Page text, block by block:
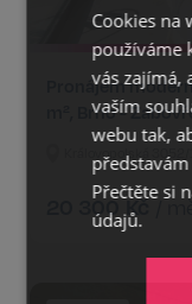
Pronájem
m², Brno -
Královopolská
20 300 Kč
Cookies na
používáme
vás zajímá,
vaším
webu tak,
Přečtěte si
údajů.